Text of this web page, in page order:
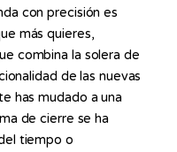
con precisión es
más quieres,
combina la solera de
de las nuevas
has mudado a una
de cierre se ha
tiempo o